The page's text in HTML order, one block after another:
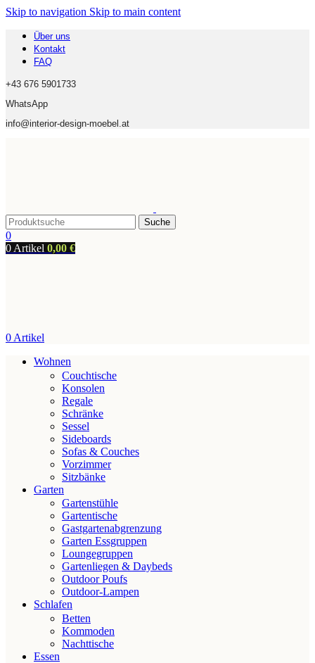
Skip to navigation Skip to main content
Über uns
Kontakt
FAQ
+43 676 5901733
WhatsApp
info@interior-design-moebel.at
Suche
0
0 Artikel 0,00 €
0 Artikel
Wohnen
Couchtische
Konsolen
Regale
Schränke
Sessel
Sideboards
Sofas & Couches
Vorzimmer
Sitzbänke
Garten
Gartenstühle
Gartentische
Gastgartenabgrenzung
Garten Essgruppen
Loungegruppen
Gartenliegen & Daybeds
Outdoor Poufs
Outdoor‑Lampen
Schlafen
Betten
Kommoden
Nachttische
Essen